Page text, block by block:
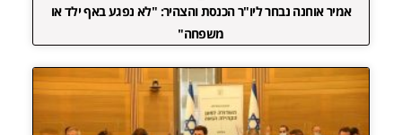
אמיר אוחנה נבחר ליו"ר הכנסת והצהיר: "לא נפגע באף ילד או
משפחה"